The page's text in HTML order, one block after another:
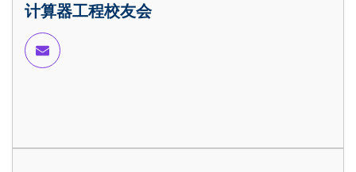
计算器工程校友会